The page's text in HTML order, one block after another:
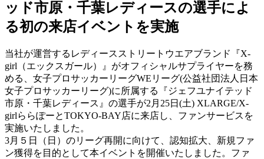
ッド市原・千葉レディースの選手によ
る初の来店イベントを実施
当社が運営するレディースストリートウエアブランド『X-
girl（エックスガール）』がオフィシャルサプライヤーを務
める、女子プロサッカーリーグWEリーグ(公益社団法人日本
女子プロサッカーリーグ)に所属する『ジェフユナイテッド
市原・千葉レディース』の選手が2月25日(土) XLARGE/X-
girlららぽーとTOKYO-BAY店に来店し、ファンサービスを
実施いたしました。
3月５日（日）のリーグ再開に向けて、認知拡大、新規ファ
ン獲得を目的として本イベントを開催いたしました。ファ